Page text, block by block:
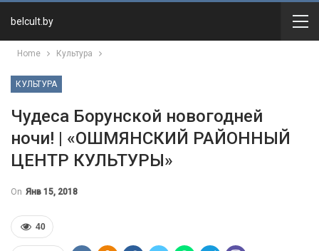
belcult.by
Home Культура
КУЛЬТУРА
Чудеса Борунской новогодней
ночи! | «ОШМЯНСКИЙ РАЙОННЫЙ
ЦЕНТР КУЛЬТУРЫ»
On Янв 15, 2018
40